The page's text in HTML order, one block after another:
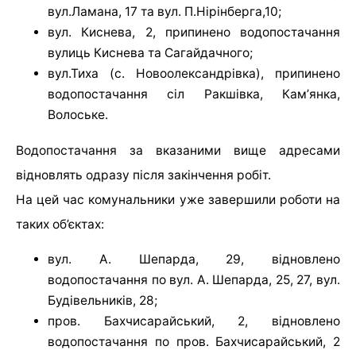
вул.Ламана, 17 та вул. П.Нірінберга,10;
вул. Киснева, 2, припинено водопостачання
вулиць Киснева та Сагайдачного;
вул.Тиха (с. Новоолександрівка), припинено
водопостачання сіл Ракшівка, Камʼянка,
Волоське.
Водопостачання за вказаними вище адресами
відновлять одразу після закінчення робіт.
На цей час комунальники уже завершили роботи на
таких об’єктах:
вул. А. Шепарда, 29, відновлено
водопостачання по вул. А. Шепарда, 25, 27, вул.
Будівельників, 28;
пров. Бахчисарайський, 2, відновлено
водопостачання по пров. Бахчисарайський, 2